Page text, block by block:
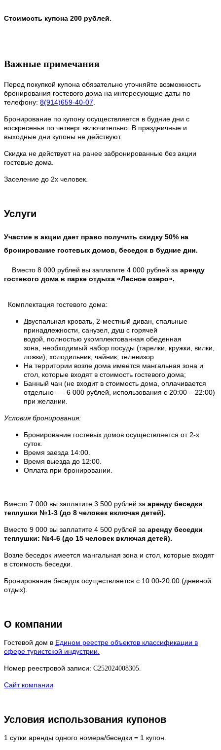
Стоимость купона 200 рублей.
Важные примечания
Перед покупкой купона обязательно уточняйте возможность
бронирования гостевого дома на интересующие даты по
телефону: 8(914)659-40-07
Бронирование по купону осуществляется в будние дни с
воскресенья по четверг включительно. В праздничные и
выходные дни купоны не действуют.
Скидка не действует на ранее забронированные без акции
гостевые дома.
Заселение до 2х человек.
Услуги
Участие в акции дает право получить скидку 50% на
бронирование гостевых домов, беседок в будние дни.
Вместо 8 000 рублей вы заплатите 4 000 рублей за аренду
гостевого дома в парке отдыха «Лесное озеро».
Комплектация гостевого дома:
Двуспальная кровать, 2-местный диван, спальные
принадлежности, санузел, душ с горячей
водой, полностью укомплектованная обеденная
зона, необходимый набор посуды (тарелки, кружки, вилки,
ложки), холодильник, чайник, телевизор
На территории возле дома имеется мангальная зона и
стол, которые входят в стоимость гостевого дома;
Банный чан (не входит в стоимость дома, оплачивается
отдельно — 6 000 рублей, использования с 20:00 – 22:00)
при желании.
Условия бронирования:
Бронирование гостевых домов осуществляется от 2-х
суток.
Время заезда 14:00.
Время выезда до 12:00.
Оплата при бронировании.
Вместо 7 000 вы заплатите 3 500 рублей за аренду беседки
теплушки №1-3 (до 8 человек включая детей).
Вместо 9 000 вы заплатите 4 500 рублей за аренду беседки
теплушки: №4-6 (до 15 человек включая детей).
Возле беседок имеется мангальная зона и стол, которые входят
в стоимость беседки.
Бронирование беседок осуществляется с 10:00-20:00 (дневной
отдых).
О компании
Гостевой дом в Едином реестре объектов классификации в
сфере туристской индустрии.
Номер реестровой записи: С252024008305.
Сайт компании
Условия использования купонов
1 сутки аренды одного номера/беседки = 1 купон.